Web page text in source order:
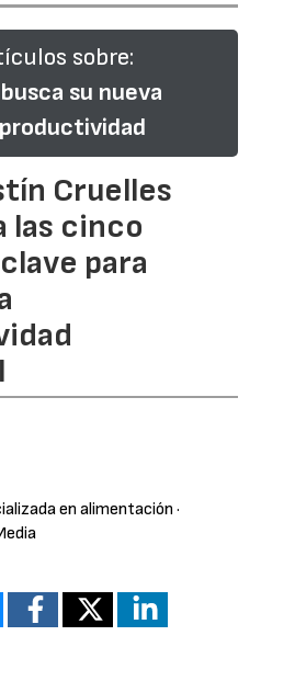
sobre:
su nueva
Cruelles
las cinco
para
en alimentación ·